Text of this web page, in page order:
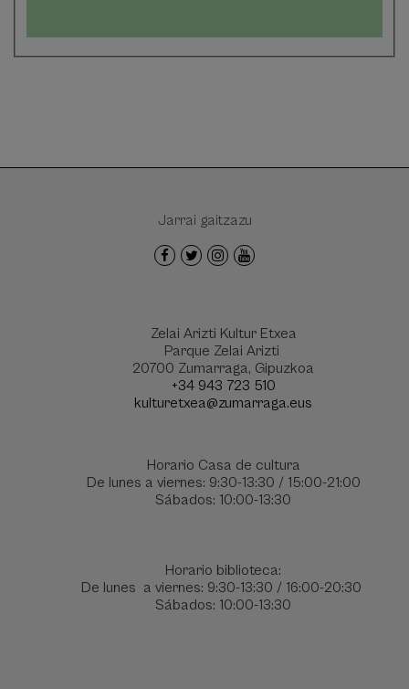
Zelai Arizti Kultur Etxea
Parque Zelai Arizti
20700 Zumarraga, Gipuzkoa
+34 943 723 510
kulturetxea@zumarraga.eus
Horario Casa de cultura
De lunes a viernes: 9:30-13:30 / 15:00-21:00
Sábados: 10:00-13:30
Horario biblioteca:
De lunes a viernes: 9:30-13:30 / 16:00-20:30
Sábados: 10:00-13:30
Jarrai gaitzazu